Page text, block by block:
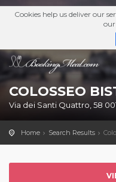
Cookies help us deliver our
our
COLOSSEO
Via dei Santi Quattro, 58
Home Search Results